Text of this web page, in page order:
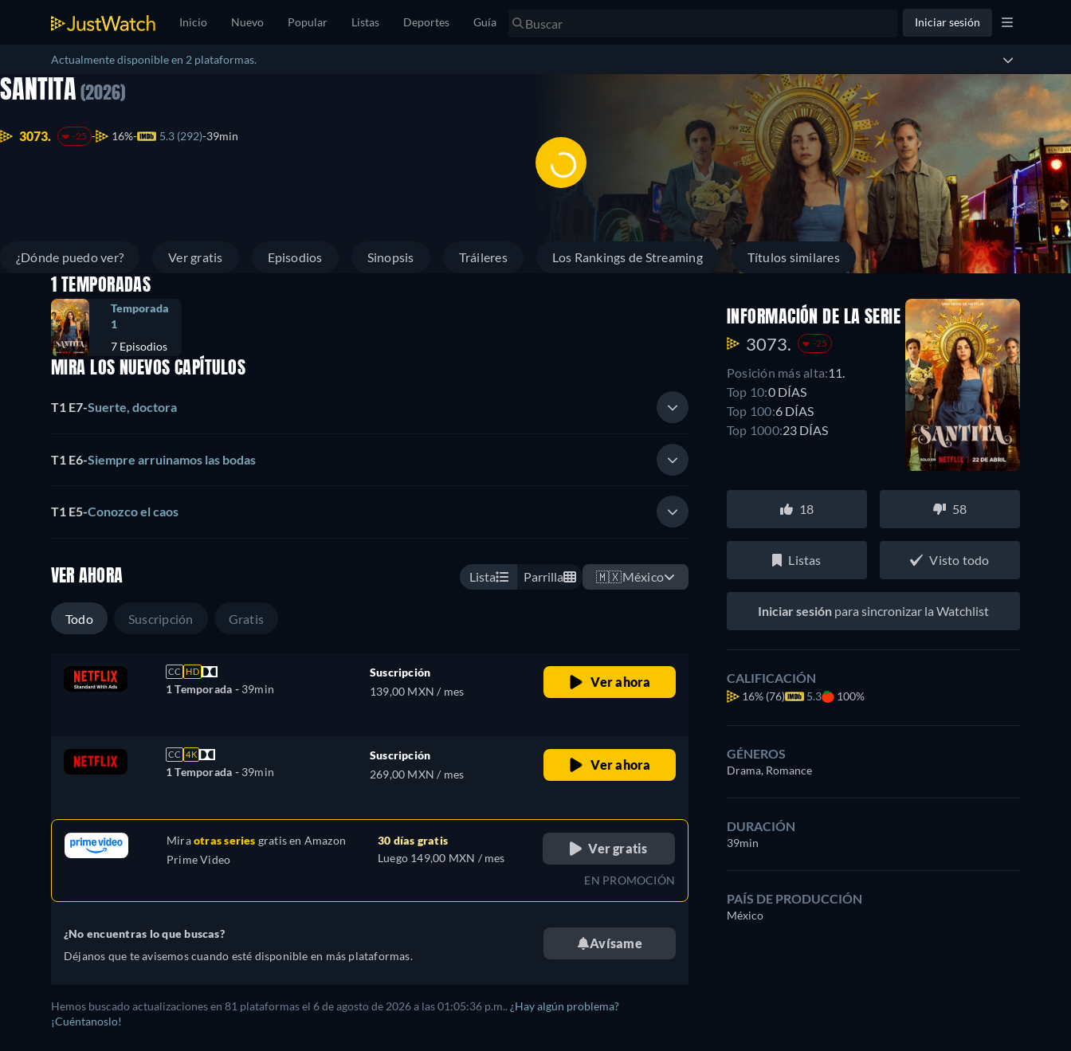
Inicio Nuevo Popular Listas Deportes Guía Iniciar sesión
Actualmente disponible en 2 plataformas.
SANTITA (2026)
3073. -25 16% 5.3 (292) 39min
¿Dónde puedo ver? Ver gratis Episodios Sinopsis Tráileres Los Rankings de Streaming Títulos similares
1 TEMPORADAS
Temporada
1
7 Episodios
MIRA LOS NUEVOS CAPÍTULOS
T1 E7-Suerte, doctora
T1 E6-Siempre arruinamos las bodas
T1 E5-Conozco el caos
VER AHORA Lista Parrilla 🇲🇽México
Todo Suscripción Gratis
CC HD
1 Temporada - 39min
Suscripción
139,00 MXN / mes
Ver ahora
CC 4K
1 Temporada - 39min
Suscripción
269,00 MXN / mes
Ver ahora
Miraotras series gratis en Amazon
Prime Video
30 días gratis
Luego 149,00 MXN / mes
Ver gratis
EN PROMOCIÓN
¿No encuentras lo que buscas?
Déjanos que te avisemos cuando esté disponible en más plataformas.
Avísame
Hemos buscado actualizaciones en 81 plataformas el 6 de agosto de 2026a las01:05:36 p.m.. ¿Hay algún problema?
¡Cuéntanoslo!
INFORMACIÓN DE LA SERIE
3073. -25
Posición más alta:11.
Top 10:0 DÍAS
Top 100:6 DÍAS
Top 1000:23 DÍAS
18 58
Listas Visto todo
Iniciar sesión para sincronizar la Watchlist
CALIFICACIÓN
16% (76) 5.3 100%
GÉNEROS
Drama, Romance
DURACIÓN
39min
PAÍS DE PRODUCCIÓN
México